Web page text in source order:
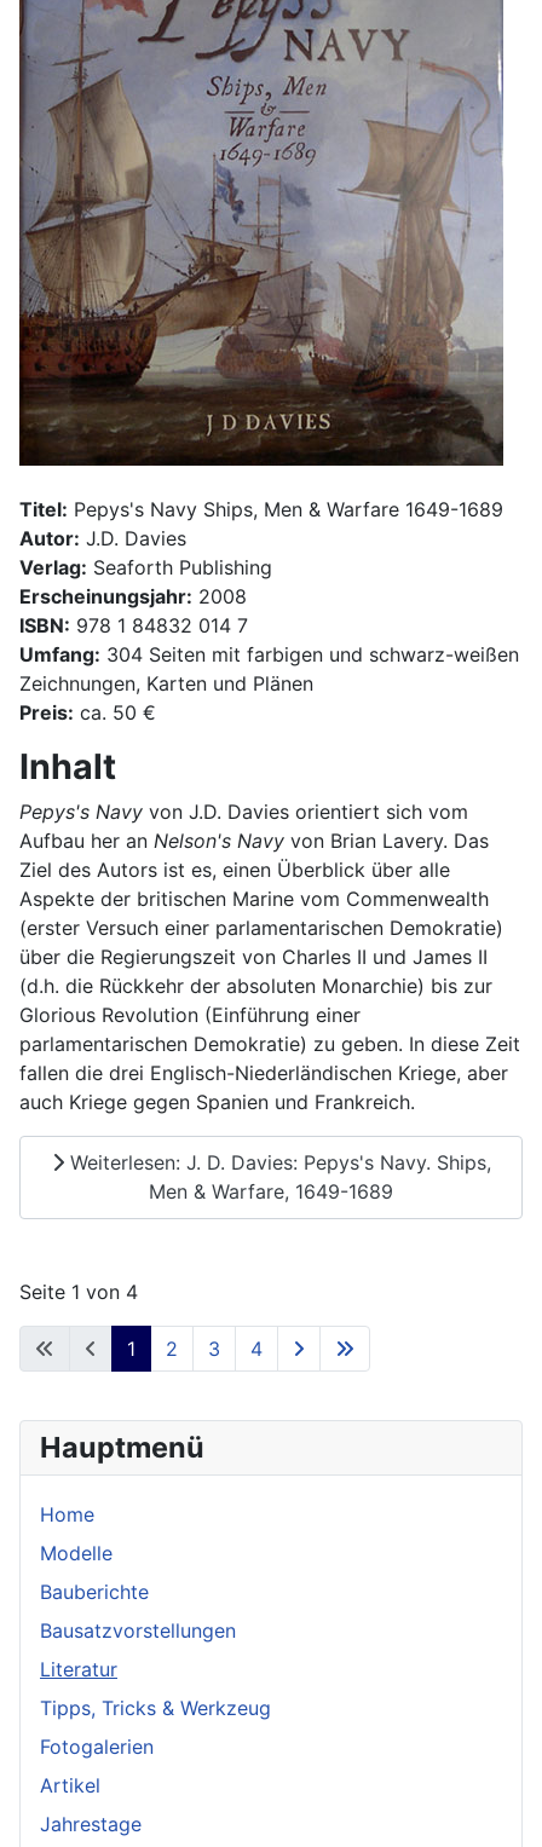
Hauptmenü
Home
Modelle
Bauberichte
Bausatzvorstellungen
Literatur
Tipps, Tricks & Werkzeug
Fotogalerien
Artikel
Jahrestage
Titel: Pepys's Navy Ships, Men & Warfare 1649-1689
Autor: J.D. Davies
Verlag: Seaforth Publishing
Erscheinungsjahr: 2008
ISBN: 978 1 84832 014 7
Umfang: 304 Seiten mit farbigen und schwarz-weißen
Zeichnungen, Karten und Plänen
Preis: ca. 50 €
Inhalt
Pepys's Navy von J.D. Davies orientiert sich vom
Aufbau her an Nelson's Navy von Brian Lavery. Das
Ziel des Autors ist es, einen Überblick über alle
Aspekte der britischen Marine vom Commenwealth
(erster Versuch einer parlamentarischen Demokratie)
über die Regierungszeit von Charles II und James II
(d.h. die Rückkehr der absoluten Monarchie) bis zur
Glorious Revolution (Einführung einer
parlamentarischen Demokratie) zu geben. In diese Zeit
fallen die drei Englisch-Niederländischen Kriege, aber
auch Kriege gegen Spanien und Frankreich.
Weiterlesen: J. D. Davies: Pepys's Navy. Ships,
Men & Warfare, 1649-1689
Seite 1 von 4
1 2 3 4